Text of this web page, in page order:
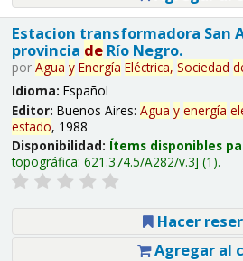
Estacion transformadora San
provincia deRío Negro.
por Agua y Energía Eléctrica, Sociedad
Idioma: Español
Editor: Buenos Aires: Agua y energía
estado, 1988
Disponibilidad: Ítems disponibles
topográfica: 621.374.5/A282/v.3 (1).
Hacer
Agregar al